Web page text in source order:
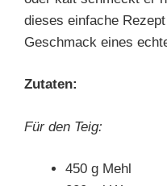
dieses einfache
Geschmack eines
Zutaten:
Für den Teig:
450 g Mehl